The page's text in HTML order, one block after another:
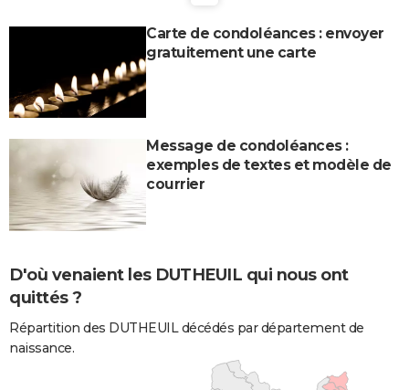
Carte de condoléances : envoyer
gratuitement une carte
Message de condoléances :
exemples de textes et modèle de
courrier
D'où venaient les DUTHEUIL qui nous ont
quittés ?
Répartition des DUTHEUIL décédés par département de
naissance.